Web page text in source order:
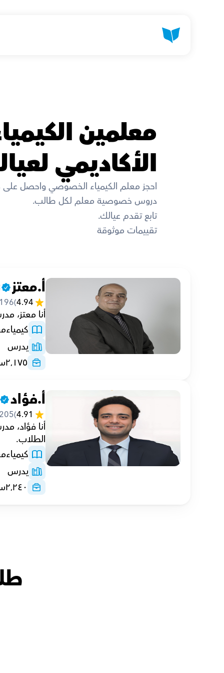
الأكاديمي
احجز معلم الكيمياء الخصوصي واحصل
دروس خصوصية معلم لكل طالب.
تابع تقدم عيالك.
تقييمات موثوقة
أ.معتز
4.94
(
أنا معتز، مدرس
كيمياء
يدرس
٢٬١٧٥
أ.فؤاد
4.91
(
الطلاب.
كيمياء
يدرس
٢٬٢٤٠